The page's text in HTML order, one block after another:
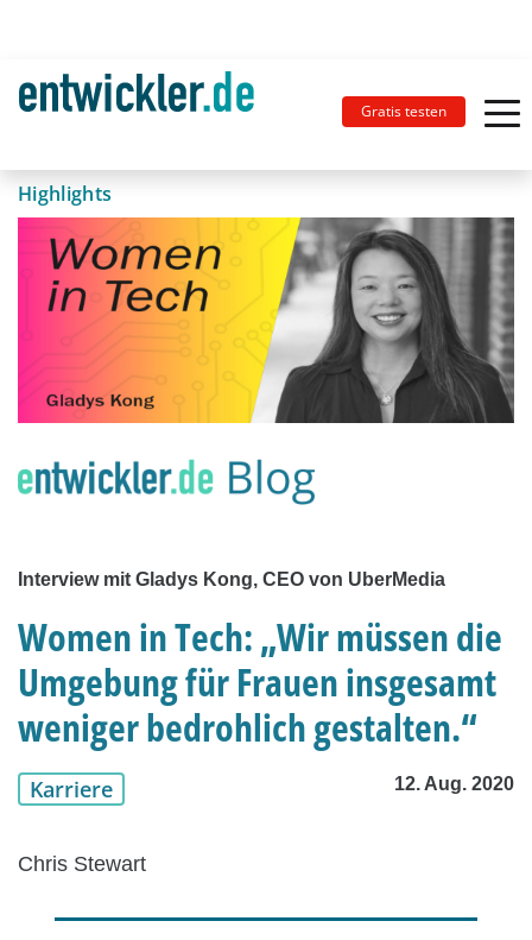
Gratis testen
Highlights
Interview mit Gladys Kong, CEO von UberMedia
Women in Tech: „Wir müssen die
Umgebung für Frauen insgesamt
weniger bedrohlich gestalten.“
Karriere 12. Aug. 2020
Chris Stewart